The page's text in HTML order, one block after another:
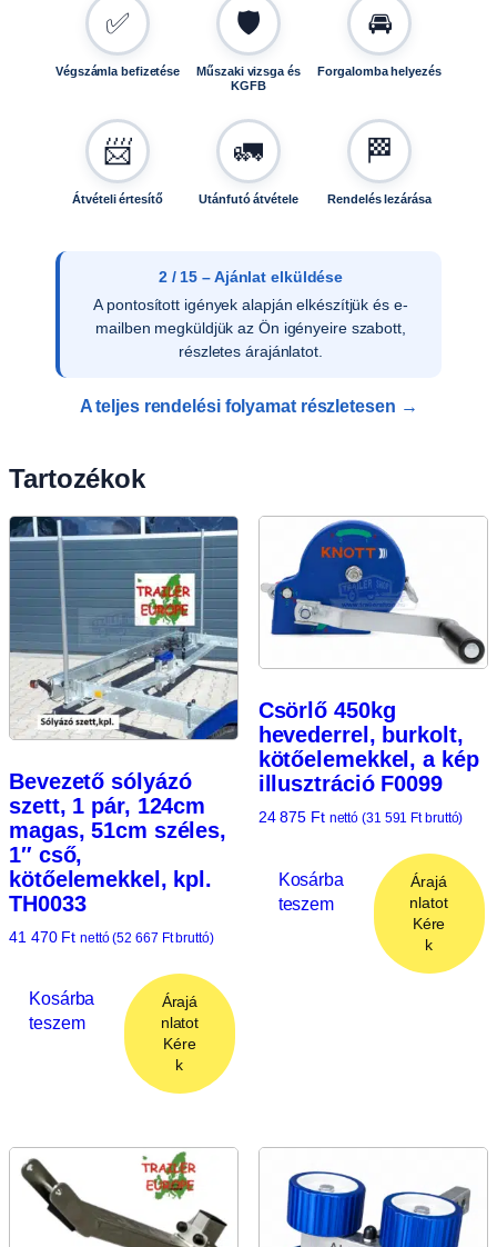
✅
Végszámla befizetése
🛡️
Műszaki vizsga és
KGFB
🚘
Forgalomba helyezés
📨
Átvételi értesítő
🚛
Utánfutó átvétele
🏁
Rendelés lezárása
2 / 15 – Ajánlat elküldése
A pontosított igények alapján elkészítjük és e-
mailben megküldjük az Ön igényeire szabott,
részletes árajánlatot.
A teljes rendelési folyamat részletesen →
Tartozékok
Bevezető sólyázó
szett, 1 pár, 124cm
magas, 51cm széles,
1″ cső,
kötőelemekkel, kpl.
TH0033
41 470 Ft nettó (52 667 Ftbruttó)
Kosárba
teszem
Árajá
nlatot
Kére
k
Csörlő 450kg
hevederrel, burkolt,
kötőelemekkel, a kép
illusztráció F0099
24 875 Ft nettó (31 591 Ftbruttó)
Kosárba
teszem
Árajá
nlatot
Kére
k